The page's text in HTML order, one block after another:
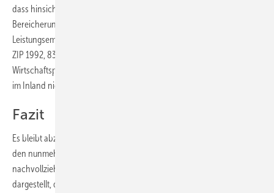
dass hinsichtlich anderer Verbotsgesetze der Ausschluss des
Bereicherungsanspruches anerkannt ist, obwohl der
Leistungsempfänger eine verwertbare Leistung empfangen hat (BGH
ZIP 1992, 833, 835 f. – Abschlussprüfung durch ausgeschlossenen
Wirtschaftsprüfer; BGH ZIP 2006, 1101, 1103 f. – Steuerberatung durch
im ­Inland nicht zugelassenen Steuerberater).“
Fazit
Es bleibt abzuwarten, wie der BGH (anhängig BGH, Az: VII ZR 241/13)
den nunmehr ihm vorgelegten Fall entscheiden wird. Mit durchaus
nachvollziehbaren Gründen hat das OLG Schleswig-Holstein
dargestellt, dass eine zielgerichtete Bekämpfung von Schwarzarbeit